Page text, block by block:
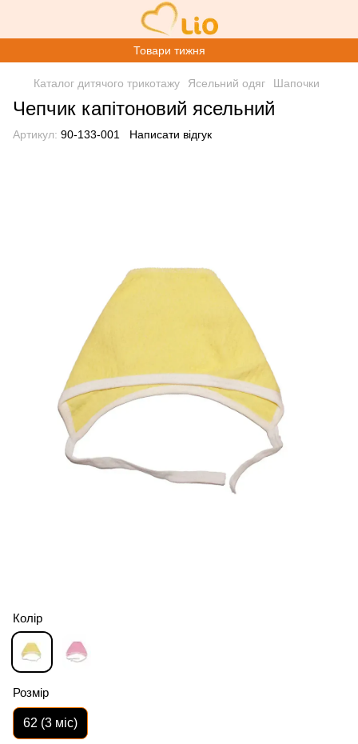
Товари тижня
Каталог дитячого трикотажу Ясельний одяг Шапочки
Чепчик капітоновий ясельний
Артикул: 90-133-001 Написати відгук
Колір
Розмір
62 (3 міс)